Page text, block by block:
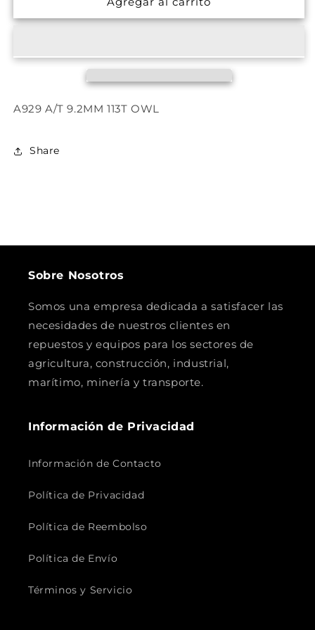
265/70R17 265/70R17
A929 A/T 9.2MM 113T OWL
Share
Sobre Nosotros
Somos una empresa dedicada a satisfacer las
necesidades de nuestros clientes en
repuestos y equipos para los sectores de
agricultura, construcción, industrial,
marítimo, minería y transporte.
Información de Privacidad
Información de Contacto
Política de Privacidad
Política de Reembolso
Política de Envío
Términos y Servicio